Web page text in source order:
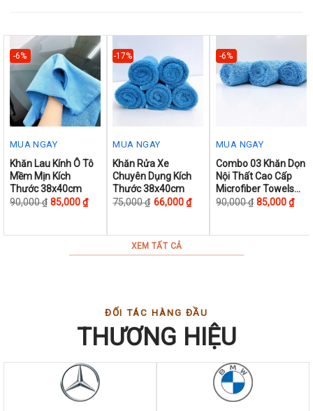
-6%
MUA NGAY
This
product
has
Khăn Lau Kính Ô Tô
Mềm Mịn Kích
Thước 38x40cm
90,000₫ 85,000₫
-17%
MUA NGAY
This
product
has
chosen
on
the
Khăn Rửa Xe
Chuyên Dụng Kích
Thước 38x40cm
75,000₫ 66,000₫
-6%
MUA NGAY
This
product
has
on
the
page
Combo 03 Khăn Dọn
Nội Thất Cao Cấp
Microfiber Towels
38x40cm
90,000₫ 85,000₫
XEM TẤT CẢ
ĐỐI TÁC HÀNG ĐẦU
THƯƠNG HIỆU